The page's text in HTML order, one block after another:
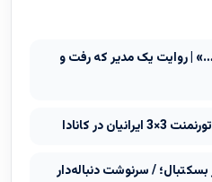
| روایت یک مدیر که رفت و
در کانادا
/ سرنوشت دنباله‌دار